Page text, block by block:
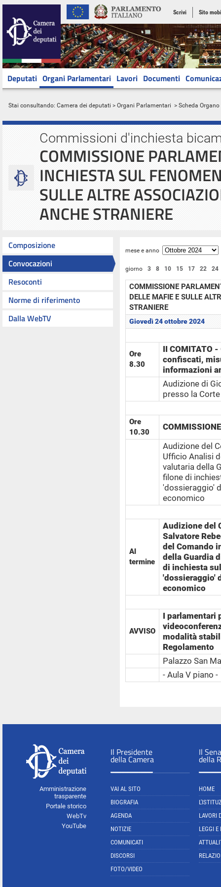
Scrivi Sito
Deputati Organi Parlamentari Lavori Documenti
Stai consultando: Camera dei deputati > Organi Parlamentari > Scheda Organo
Commissioni d'inchiesta
COMMISSIONE
INCHIESTA SUL
SULLE ALTRE
ANCHE STRANIERE
Composizione
Convocazioni
Resoconti
Norme di riferimento
Dalla WebTV
mese e anno
giorno 3 8 10 15 17 22 24
COMMISSIONE
DELLE MAFIE E SULLE
STRANIERE
Giovedì 24 ottobre 2024
Ore
8.30
II COMITATO
confiscati,
informazioni
Audizione di
presso la
Ore
10.30
Audizione del
Ufficio Analisi
valutaria della
filone di
'dossieraggio'
economico
Al
termine
Audizione del
Salvatore
del Comando
della Guardia
di inchiesta
'dossieraggio'
economico
AVVISO
I parlamentari
modalità
Regolamento
Palazzo San
- Aula V piano -
Amministrazione
trasparente
Portale storico
WebTv
YouTube
Il Presidente
della Camera
VAI AL SITO
BIOGRAFIA
AGENDA
NOTIZIE
COMUNICATI
DISCORSI
FOTO/VIDEO
Il
della
HOME
LAVORI
LEGGI E